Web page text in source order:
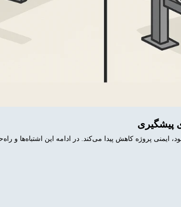
پیشگیری
پروژه کاهش پیدا می‌کند. در ادامه این اشتباه‌ها و